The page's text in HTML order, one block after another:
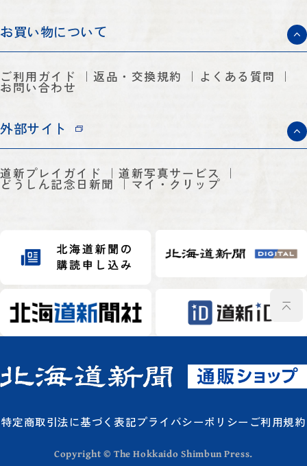
お買い物について
ご利用ガイド 返品・交換規約 よくある質問
お問い合わせ
外部サイト
道新プレイガイド 道新写真サービス
どうしん記念日新聞 マイ・クリップ
特定商取引法に基づく表記プライバシーポリシー ご利用規約
Copyright © The Hokkaido Shimbun Press.